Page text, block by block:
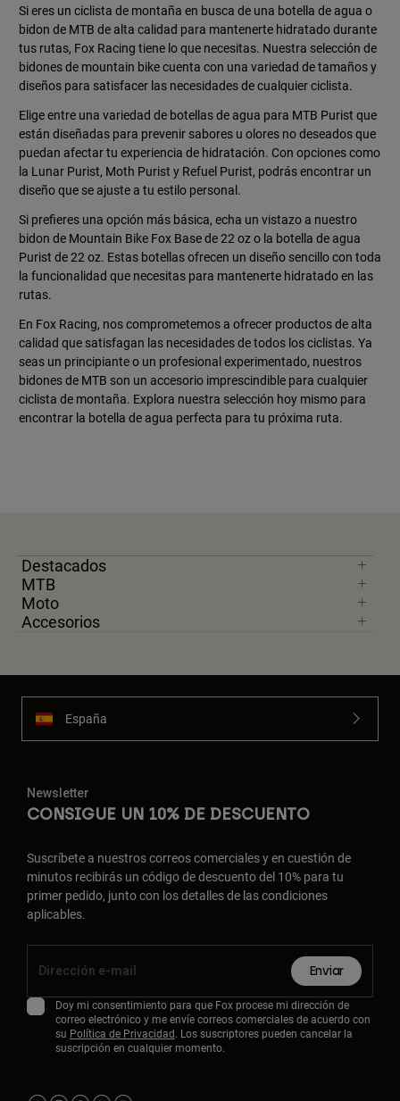
Si eres un ciclista de montaña en busca de una botella de agua o
bidon de MTB de alta calidad para mantenerte hidratado durante
tus rutas, Fox Racing tiene lo que necesitas. Nuestra selección de
bidones de mountain bike cuenta con una variedad de tamaños y
diseños para satisfacer las necesidades de cualquier ciclista.
Elige entre una variedad de botellas de agua para MTB Purist que
están diseñadas para prevenir sabores u olores no deseados que
puedan afectar tu experiencia de hidratación. Con opciones como
la Lunar Purist, Moth Purist y Refuel Purist, podrás encontrar un
diseño que se ajuste a tu estilo personal.
Si prefieres una opción más básica, echa un vistazo a nuestro
bidon de Mountain Bike Fox Base de 22 oz o la botella de agua
Purist de 22 oz. Estas botellas ofrecen un diseño sencillo con toda
la funcionalidad que necesitas para mantenerte hidratado en las
rutas.
En Fox Racing, nos comprometemos a ofrecer productos de alta
calidad que satisfagan las necesidades de todos los ciclistas. Ya
seas un principiante o un profesional experimentado, nuestros
bidones de MTB son un accesorio imprescindible para cualquier
ciclista de montaña. Explora nuestra selección hoy mismo para
encontrar la botella de agua perfecta para tu próxima ruta.
Destacados
MTB
Moto
Accesorios
España
Newsletter
CONSIGUE UN 10% DE DESCUENTO
Suscríbete a nuestros correos comerciales y en cuestión de
minutos recibirás un código de descuento del 10% para tu
primer pedido, junto con los detalles de las condiciones
aplicables.
Enviar
Doy mi consentimiento para que Fox procese mi dirección de
correo electrónico y me envíe correos comerciales de acuerdo con
su Política de Privacidad. Los suscriptores pueden cancelar la
suscripción en cualquier momento.